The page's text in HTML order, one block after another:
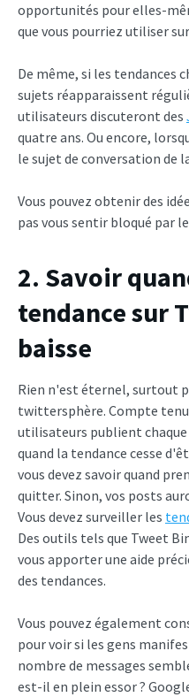
opportunités pour elles-
que vous pourriez utiliser
De même, si les tendances
sujets réapparaissent
utilisateurs discuteront des
quatre ans. Ou encore,
le sujet de conversation de
Vous pouvez obtenir des
pas vous sentir bloqué par
2. Savoir
tendance sur
baisse
Rien n'est éternel, surtout
twittersphère. Compte tenu
utilisateurs publient
quand la tendance cesse
vous devez savoir quand
quitter. Sinon, vos posts
Vous devez surveiller les
Des outils tels que Tweet
vous apporter une aide
des tendances.
Vous pouvez également
pour voir si les gens
nombre de messages
est-il en plein essor ?